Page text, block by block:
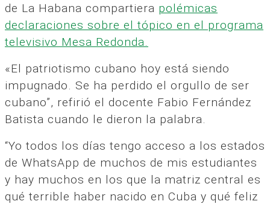
de La Habana compartiera polémicas
declaraciones sobre el tópico en el programa
televisivo Mesa Redonda.
«El patriotismo cubano hoy está siendo
impugnado. Se ha perdido el orgullo de ser
cubano”, refirió el docente Fabio Fernández
Batista cuando le dieron la palabra.
“Yo todos los días tengo acceso a los estados
de WhatsApp de muchos de mis estudiantes
y hay muchos en los que la matriz central es
qué terrible haber nacido en Cuba y qué feliz